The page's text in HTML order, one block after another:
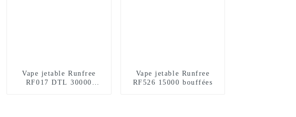
Vape jetable Runfree
RF017 DTL 30000
Vape jetable Runfree
RF526 15000 bouffées